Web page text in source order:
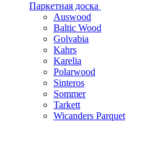
Паркетная доска
Auswood
Baltic Wood
Golvabia
Kahrs
Karelia
Polarwood
Sinteros
Sommer
Tarkett
Wicanders Parquet